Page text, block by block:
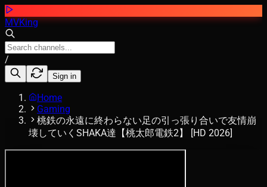
MVKing
/
Sign in
Home
Gaming
桃鉄の永遠に終わらない足の引っ張り合いで友情崩
壊していくSHAKA達【桃太郎電鉄2】 [HD 2026]